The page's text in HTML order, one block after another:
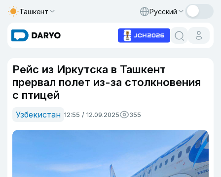
Ташкент Русский
Рейс из Иркутска в Ташкент
прервал полет из-за столкновения
с птицей
Узбекистан 12:55 / 12.09.2025 355